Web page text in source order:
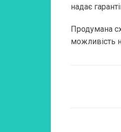
надає
Продумана
можливість